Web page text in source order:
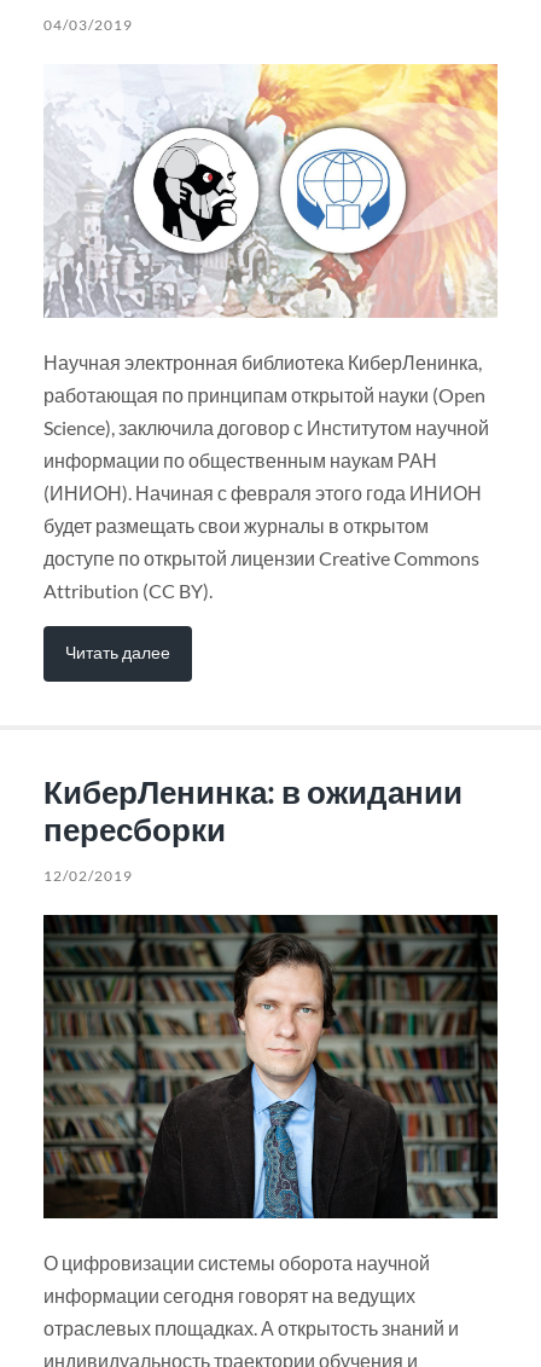
04/03/2019
Научная электронная библиотека КиберЛенинка,
работающая по принципам открытой науки (Open
Science), заключила договор с Институтом научной
информации по общественным наукам РАН
(ИНИОН). Начиная с февраля этого года ИНИОН
будет размещать свои журналы в открытом
доступе по открытой лицензии Creative Commons
Attribution (CC BY).
Читать далее
КиберЛенинка: в ожидании
пересборки
12/02/2019
О цифровизации системы оборота научной
информации сегодня говорят на ведущих
отраслевых площадках. А открытость знаний и
индивидуальность траектории обучения и